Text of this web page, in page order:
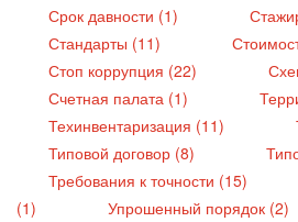
Срок давности (1)
Стандарты (11)
Стоп коррупция (22)
Счетная палата (1)
Техинвентаризация (11)
Типовой договор (8)
Требования к точности (15)
(1)
Упрошенный порядок (2)